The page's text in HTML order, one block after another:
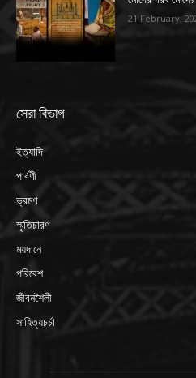
21 February,
সেরা বিভাগ
ইত্যাদি
পার্বণী
ভ্রমণ
স্মৃতিচারণ
ময়দানে
পরিবেশ
জীবনশৈলী
সাহিত্যচর্চা